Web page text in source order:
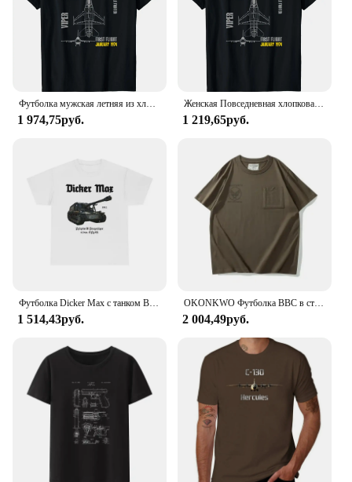
1 974,75руб.
Женская Повседневная хлопковая футболка с коротким рукавом и круглым вырезом
1 219,65руб.
Футболка Dicker Max с танком Второй мировой войны, военная футболка немецкой армии Panzer, мужские повседневные футболки из 100% хлопка, Свободный Топ
1 514,43руб.
OKONKWO Футболка ВВС в стиле милитари с круглым вырезом Американская винтажная футболка с короткими рукавами с круглым вырезом Другой материал
2 004,49руб.